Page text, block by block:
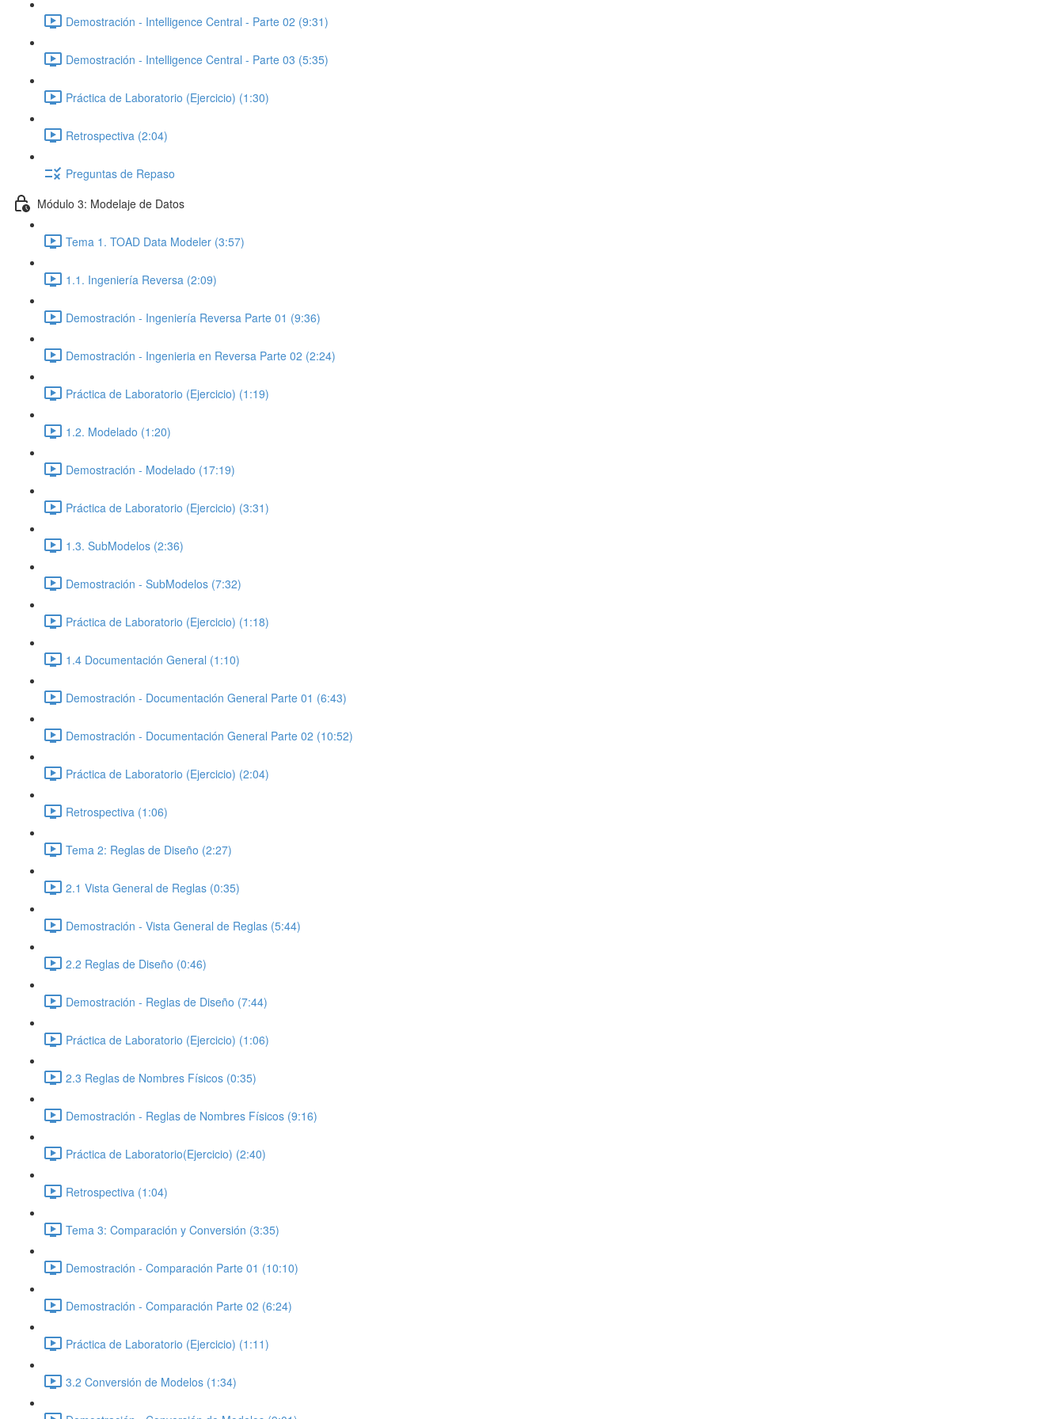
Demostración - Intelligence Central - Parte 02 (9:31)
Demostración - Intelligence Central - Parte 03 (5:35)
Práctica de Laboratorio (Ejercicio) (1:30)
Retrospectiva (2:04)
Preguntas de Repaso
Módulo 3: Modelaje de Datos
Tema 1. TOAD Data Modeler (3:57)
1.1. Ingeniería Reversa (2:09)
Demostración - Ingeniería Reversa Parte 01 (9:36)
Demostración - Ingenieria en Reversa Parte 02 (2:24)
Práctica de Laboratorio (Ejercicio) (1:19)
1.2. Modelado (1:20)
Demostración - Modelado (17:19)
Práctica de Laboratorio (Ejercicio) (3:31)
1.3. SubModelos (2:36)
Demostración - SubModelos (7:32)
Práctica de Laboratorio (Ejercicio) (1:18)
1.4 Documentación General (1:10)
Demostración - Documentación General Parte 01 (6:43)
Demostración - Documentación General Parte 02 (10:52)
Práctica de Laboratorio (Ejercicio) (2:04)
Retrospectiva (1:06)
Tema 2: Reglas de Diseño (2:27)
2.1 Vista General de Reglas (0:35)
Demostración - Vista General de Reglas (5:44)
2.2 Reglas de Diseño (0:46)
Demostración - Reglas de Diseño (7:44)
Práctica de Laboratorio (Ejercicio) (1:06)
2.3 Reglas de Nombres Físicos (0:35)
Demostración - Reglas de Nombres Físicos (9:16)
Práctica de Laboratorio(Ejercicio) (2:40)
Retrospectiva (1:04)
Tema 3: Comparación y Conversión (3:35)
Demostración - Comparación Parte 01 (10:10)
Demostración - Comparación Parte 02 (6:24)
Práctica de Laboratorio (Ejercicio) (1:11)
3.2 Conversión de Modelos (1:34)